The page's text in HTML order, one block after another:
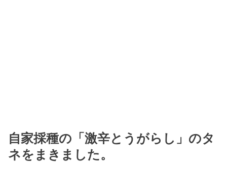
自家採種の「激辛とうがらし」のタ
ネをまきました。